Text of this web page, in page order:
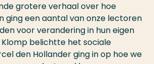
grotere verhaal over hoe
ging een aantal van onze lectoren
voor verandering in hun eigen
Klomp belichtte het sociale
den Hollander ging in op hoe we